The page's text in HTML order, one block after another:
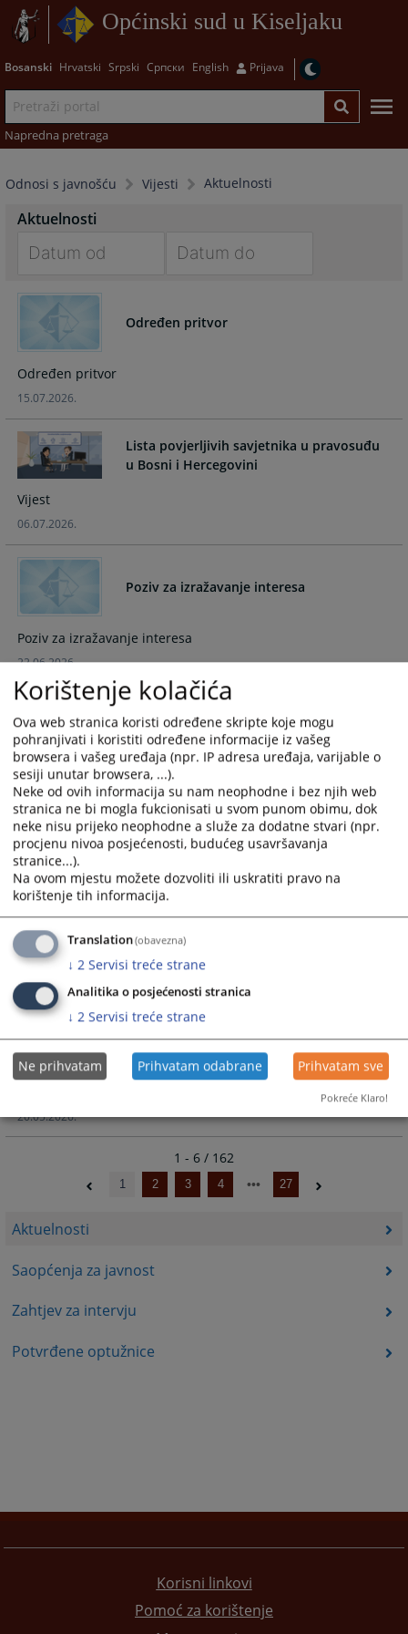
Općinski sud u Kiseljaku
Bosanski Hrvatski Srpski Српски English Prijava
Napredna pretraga
Odnosi s javnošću Vijesti Aktuelnosti
Aktuelnosti
Saopćenja za javnost
Zahtjev za intervju
Potvrđene optužnice
Aktuelnosti
forward
interact
the
calendar
and
select
a
date.
Press
the
question
mark
key
the
keyboard
shortcuts
for
changing
dates.
to
and
select
a
question
key
the
keyboard
shortcuts
for
changing
dates.
Određen pritvor
Određen pritvor
15.07.2026.
Lista povjerljivih savjetnika u pravosuđu
u Bosni i Hercegovini
Vijest
06.07.2026.
Poziv za izražavanje interesa
Poziv za izražavanje interesa
22.06.2026.
Održan radni sastanak predstavnika
pravosudnih institucija Srednjobosanskog
kantona o zakonitosti dokaza u krivičnom
postupku
Aktuelnost
09.06.2026.
Izrečene zaštitne mjere D.M.
Zaštitne mjere
29.05.2026.
POTPISAN MEMORANDUM O SARADNJI
IZMEĐU OPĆINSKOG SUDA U KISELJAKU I
VISOKE ŠKOLE ˝CEPS – CENTAR ZA
POSLOVNE STUDIJE˝
20.05.2026.
1 - 6 / 162
1 2 3 4 27
Korisni linkovi
Pomoć za korištenje
Korištenje kolačića
Ova web stranica koristi određene skripte koje mogu
pohranjivati i koristiti određene informacije iz vašeg
browsera i vašeg uređaja (npr. IP adresa uređaja, varijable o
sesiji unutar browsera, ...).
Neke od ovih informacija su nam neophodne i bez njih web
stranica ne bi mogla fukcionisati u svom punom obimu, dok
neke nisu prijeko neophodne a služe za dodatne stvari (npr.
procjenu nivoa posjećenosti, budućeg usavršavanja
stranice...).
Na ovom mjestu možete dozvoliti ili uskratiti pravo na
korištenje tih informacija.
Translation(obavezna)
↓ 2 Servisi treće strane
Analitika o posjećenosti stranica
↓ 2 Servisi treće strane
Ne prihvatam Prihvatam odabrane Prihvatam sve
Pokreće Klaro!